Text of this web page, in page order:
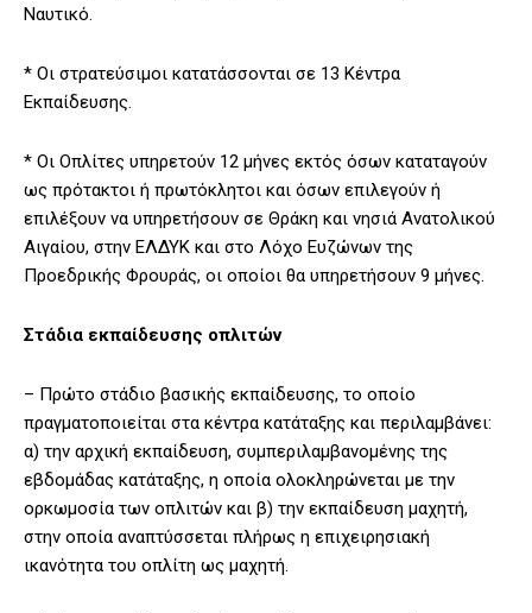
Ναυτικό.
* Οι στρατεύσιμοι κατατάσσονται σε 13 Κέντρα
Εκπαίδευσης.
* Oι Οπλίτες υπηρετούν 12 μήνες εκτός όσων καταταγούν
ως πρότακτοι ή πρωτόκλητοι και όσων επιλεγούν ή
επιλέξουν να υπηρετήσουν σε Θράκη και νησιά Ανατολικού
Αιγαίου, στην ΕΛΔΥΚ και στο Λόχο Ευζώνων της
Προεδρικής Φρουράς, οι οποίοι θα υπηρετήσουν 9 μήνες.
Στάδια εκπαίδευσης οπλιτών
– Πρώτο στάδιο βασικής εκπαίδευσης, το οποίο
πραγματοποιείται στα κέντρα κατάταξης και περιλαμβάνει:
α) την αρχική εκπαίδευση, συμπεριλαμβανομένης της
εβδομάδας κατάταξης, η οποία ολοκληρώνεται με την
ορκωμοσία των οπλιτών και β) την εκπαίδευση μαχητή,
στην οποία αναπτύσσεται πλήρως η επιχειρησιακή
ικανότητα του οπλίτη ως μαχητή.